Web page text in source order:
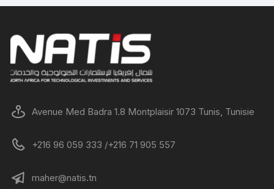
Avenue Med Badra 1.8 Montplaisir 1073 Tunis, Tunisie
+216 96 059 333 /+216 71 905 557
maher@natis.tn